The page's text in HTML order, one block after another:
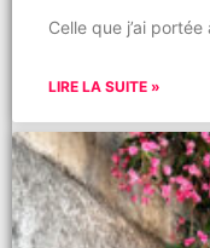
Celle que j’ai
LIRE LA SUITE »